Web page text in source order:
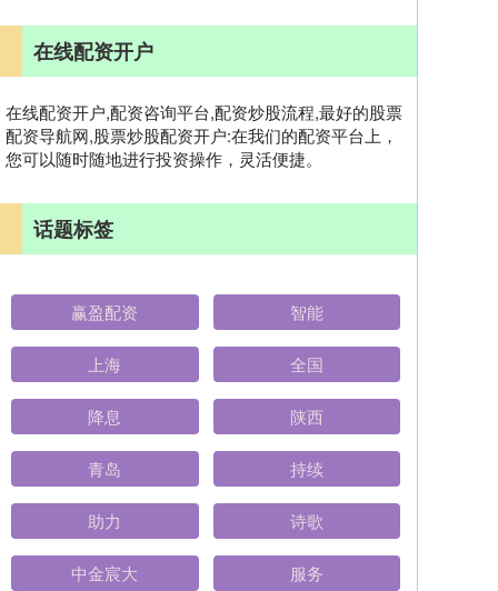
在线配资开户
在线配资开户,配资咨询平台,配资炒股流程,最好的股票
配资导航网,股票炒股配资开户:在我们的配资平台上，
您可以随时随地进行投资操作，灵活便捷。
话题标签
赢盈配资 智能
上海 全国
降息 陕西
青岛 持续
助力 诗歌
中金宸大 服务